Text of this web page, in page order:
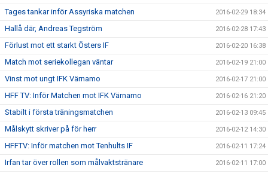
Tages tankar inför Assyriska matchen 2016-02-29 18:34
Hallå där, Andreas Tegström 2016-02-28 17:43
Förlust mot ett starkt Östers IF 2016-02-20 16:38
Match mot seriekollegan väntar 2016-02-19 21:00
Vinst mot ungt IFK Värnamo 2016-02-17 21:00
HFF TV: Inför Matchen mot IFK Värnamo 2016-02-16 21:20
Stabilt i första träningsmatchen 2016-02-13 09:45
Målskytt skriver på för herr 2016-02-12 14:30
HFFTV: Inför matchen mot Tenhults IF 2016-02-11 17:24
Irfan tar över rollen som målvaktstränare 2016-02-11 17:00